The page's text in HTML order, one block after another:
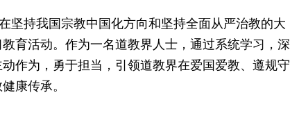
坚持我国宗教中国化方向和坚持全面从严治教的大
育活动。作为一名道教界人士，通过系统学习，深
作为，勇于担当，引领道教界在爱国爱教、遵规守
康传承。